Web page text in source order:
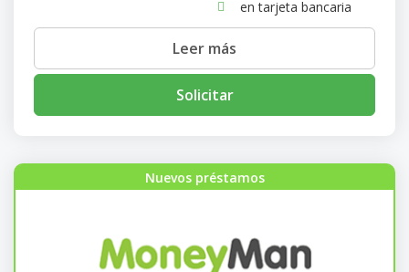
en tarjeta bancaria
Leer más
Solicitar
Nuevos préstamos